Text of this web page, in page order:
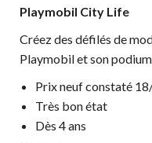
Playmobil City Life
Créez des défilés de
Playmobil et son
Prix neuf constaté
Très bon état
Dès 4 ans